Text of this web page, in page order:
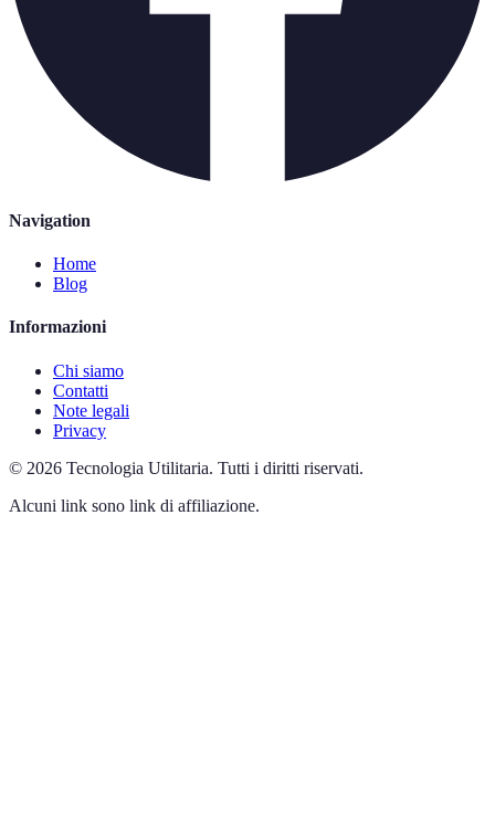
Navigation
Home
Blog
Informazioni
Chi siamo
Contatti
Note legali
Privacy
© 2026 Tecnologia Utilitaria. Tutti i diritti riservati.
Alcuni link sono link di affiliazione.